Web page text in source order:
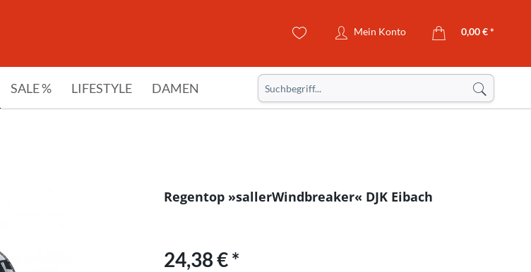
Mein Konto 0,00 € *
SALE % LIFESTYLE DAMEN
Regentop »sallerWindbreaker« DJK Eibach
24,38 € *